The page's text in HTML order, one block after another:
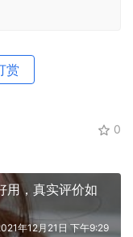
赏
0
用，真实评价如
年12月21日 下午9:29